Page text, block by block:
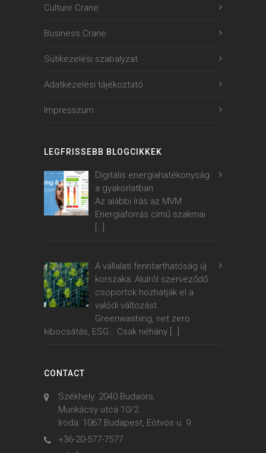
Culture.Crane
Business.Crane
Sütikezelési szabalyzat
Adatkezelési tájékoztató
Impresszum
LEGFRISSEBB BLOGCIKKEK
Digitális energiahatékonyság
a gyakorlatban
Az alábbi írás az MVM
Energiaforrás című szakmai
A vállalati fenntarthatóság új
korszaka: Alulról szerveződő
csoportok hozhatják el a
valódi változást
Greenwashing, net zero
kibocsátás, ESG… Csak néhány […]
CONTACT
Székhely: 2040 Budaörs,
Munkácsy utca 10/2.
Iroda: 1067 Budapest, Eötvös u. 9.
+36-20-577-7577